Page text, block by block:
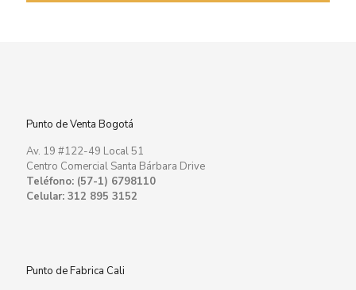
Punto de Venta Bogotá
Av. 19 #122-49 Local 51
Centro Comercial Santa Bárbara Drive
Teléfono: (57-1) 6798110
Celular: 312 895 3152
Punto de Fabrica Cali